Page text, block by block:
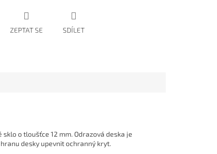
ZEPTAT SE SDÍLET
o tloušťce 12 mm. Odrazová deska je
desky upevnit ochranný kryt.